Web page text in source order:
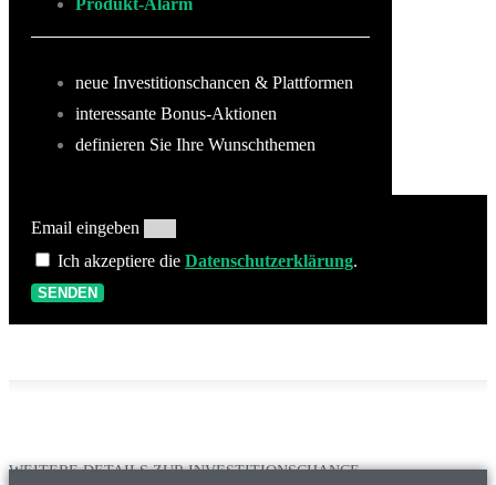
Produkt-Alarm
neue Investitionschancen & Plattformen
interessante Bonus-Aktionen
definieren Sie Ihre Wunschthemen
Email eingeben
Ich akzeptiere die Datenschutzerklärung.
SENDEN
WEITERE DETAILS ZUR INVESTITIONSCHANCE